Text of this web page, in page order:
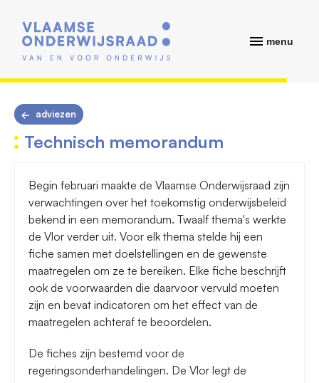
menu
adviezen
Technisch memorandum
Begin februari maakte de Vlaamse Onderwijsraad zijn
verwachtingen over het toekomstig onderwijsbeleid
bekend in een memorandum. Twaalf thema's werkte
de Vlor verder uit. Voor elk thema stelde hij een
fiche samen met doelstellingen en de gewenste
maatregelen om ze te bereiken. Elke fiche beschrijft
ook de voorwaarden die daarvoor vervuld moeten
zijn en bevat indicatoren om het effect van de
maatregelen achteraf te beoordelen.
De fiches zijn bestemd voor de
regeringsonderhandelingen. De Vlor legt de